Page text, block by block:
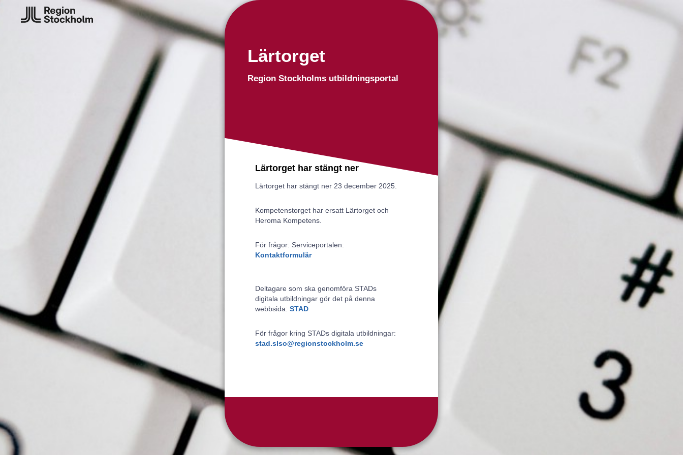
Lärtorget
Region Stockholms utbildningsportal
Lärtorget har stängt ner
Lärtorget har stängt ner 23 december 2025.
Kompetenstorget har ersatt Lärtorget och
Heroma Kompetens.
För frågor: Serviceportalen:
Kontaktformulär
Deltagare som ska genomföra STADs
digitala utbildningar gör det på denna
webbsida: STAD
För frågor kring STADs digitala utbildningar:
stad.slso@regionstockholm.se